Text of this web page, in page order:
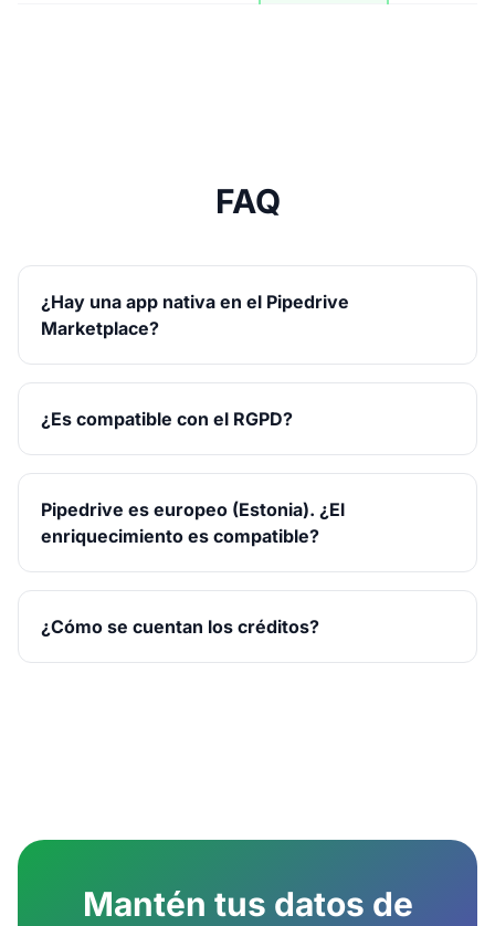
FAQ
¿Hay una app nativa en el Pipedrive
Marketplace?
¿Es compatible con el RGPD?
Pipedrive es europeo (Estonia). ¿El
enriquecimiento es compatible?
¿Cómo se cuentan los créditos?
Mantén tus datos de